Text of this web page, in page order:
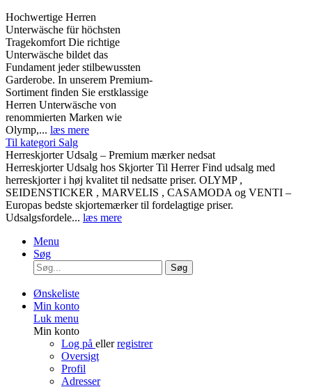
Hochwertige Herren
Unterwäsche für höchsten
Tragekomfort Die richtige
Unterwäsche bildet das
Fundament jeder stilbewussten
Garderobe. In unserem Premium-
Sortiment finden Sie erstklassige
Herren Unterwäsche von
renommierten Marken wie
Olymp,... læs mere
Til kategori Salg
Herreskjorter Udsalg – Premium mærker nedsat
Herreskjorter Udsalg hos Skjorter Til Herrer Find udsalg med
herreskjorter i høj kvalitet til nedsatte priser. OLYMP ,
SEIDENSTICKER , MARVELIS , CASAMODA og VENTI –
Europas bedste skjortemærker til fordelagtige priser.
Udsalgsfordele... læs mere
Menu
Søg
Søg
Ønskeliste
Min konto
Luk menu
Min konto
Log på ellerregistrer
Oversigt
Profil
Adresser